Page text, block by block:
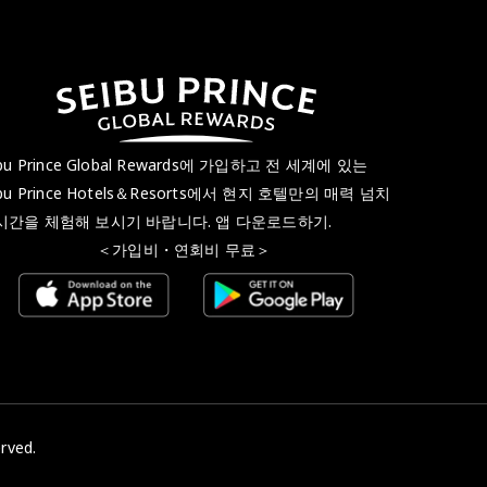
Prince Global Rewards에 가입하고 전 세계에 있는
Prince Hotels＆Resorts에서 현지 호텔만의 매력 넘치
간을 체험해 보시기 바랍니다. 앱 다운로드하기.
입비・연회비 무료＞